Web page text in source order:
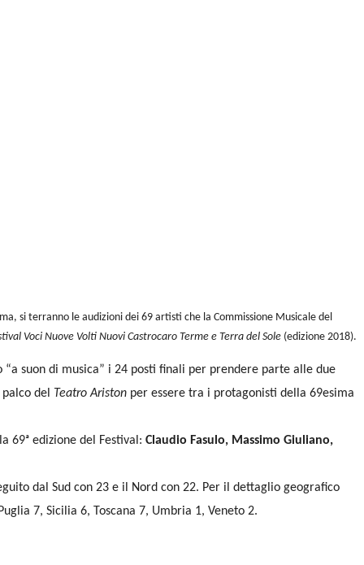
si terranno le audizioni dei 69 artisti che la Commissione Musicale del
Voci Nuove Volti Nuovi Castrocaro Terme e Terra del Sole (edizione 2018).
suon di musica” i 24 posti finali per prendere parte alle due
del Teatro Ariston per essere tra i protagonisti della 69esima
69ᵃ edizione del Festival: Claudio Fasulo, Massimo Giuliano,
dal Sud con 23 e il Nord con 22. Per il dettaglio geografico
7, Sicilia 6, Toscana 7, Umbria 1, Veneto 2.